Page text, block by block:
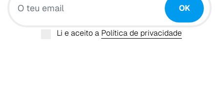
OK
Li e aceito a Política de privacidade